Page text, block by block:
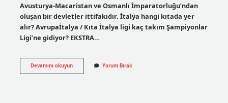
Avusturya-Macaristan ve Osmanlı İmparatorluğu’ndan
oluşan bir devletler ittifakıdır. İtalya hangi kıtada yer
alır? Avrupaİtalya / Kıta İtalya ligi kaç takım Şampiyonlar
Ligi’ne gidiyor? EKSTRA…
Devamını okuyunItalya
Hangi
Yorum Bırak